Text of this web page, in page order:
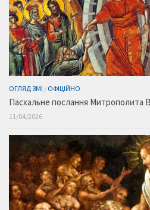
ОГЛЯД ЗМІ / ОФІЦІЙНО
Пасхальне послання Митрополита
11/04/2026